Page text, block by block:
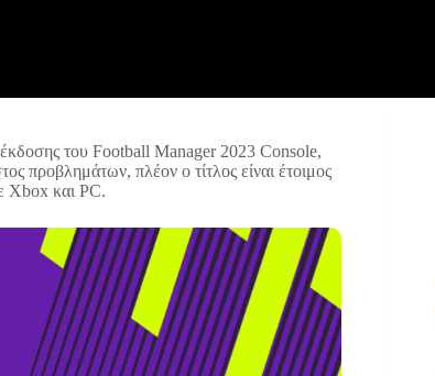
του Football Manager 2023 Console,
προβλημάτων, πλέον ο τίτλος είναι έτοιμος
Xbox και PC.